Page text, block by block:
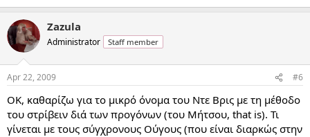
Zazula
Administrator Staff member
Apr 22, 2009 #6
ΟΚ, καθαρίζω για το μικρό όνομα του Ντε Βρις με τη μέθοδο
του στρίβειν διά των προγόνων (του Μήτσου, that is). Τι
γίνεται με τους σύγχρονους Ούγους (που είναι διαρκώς στην